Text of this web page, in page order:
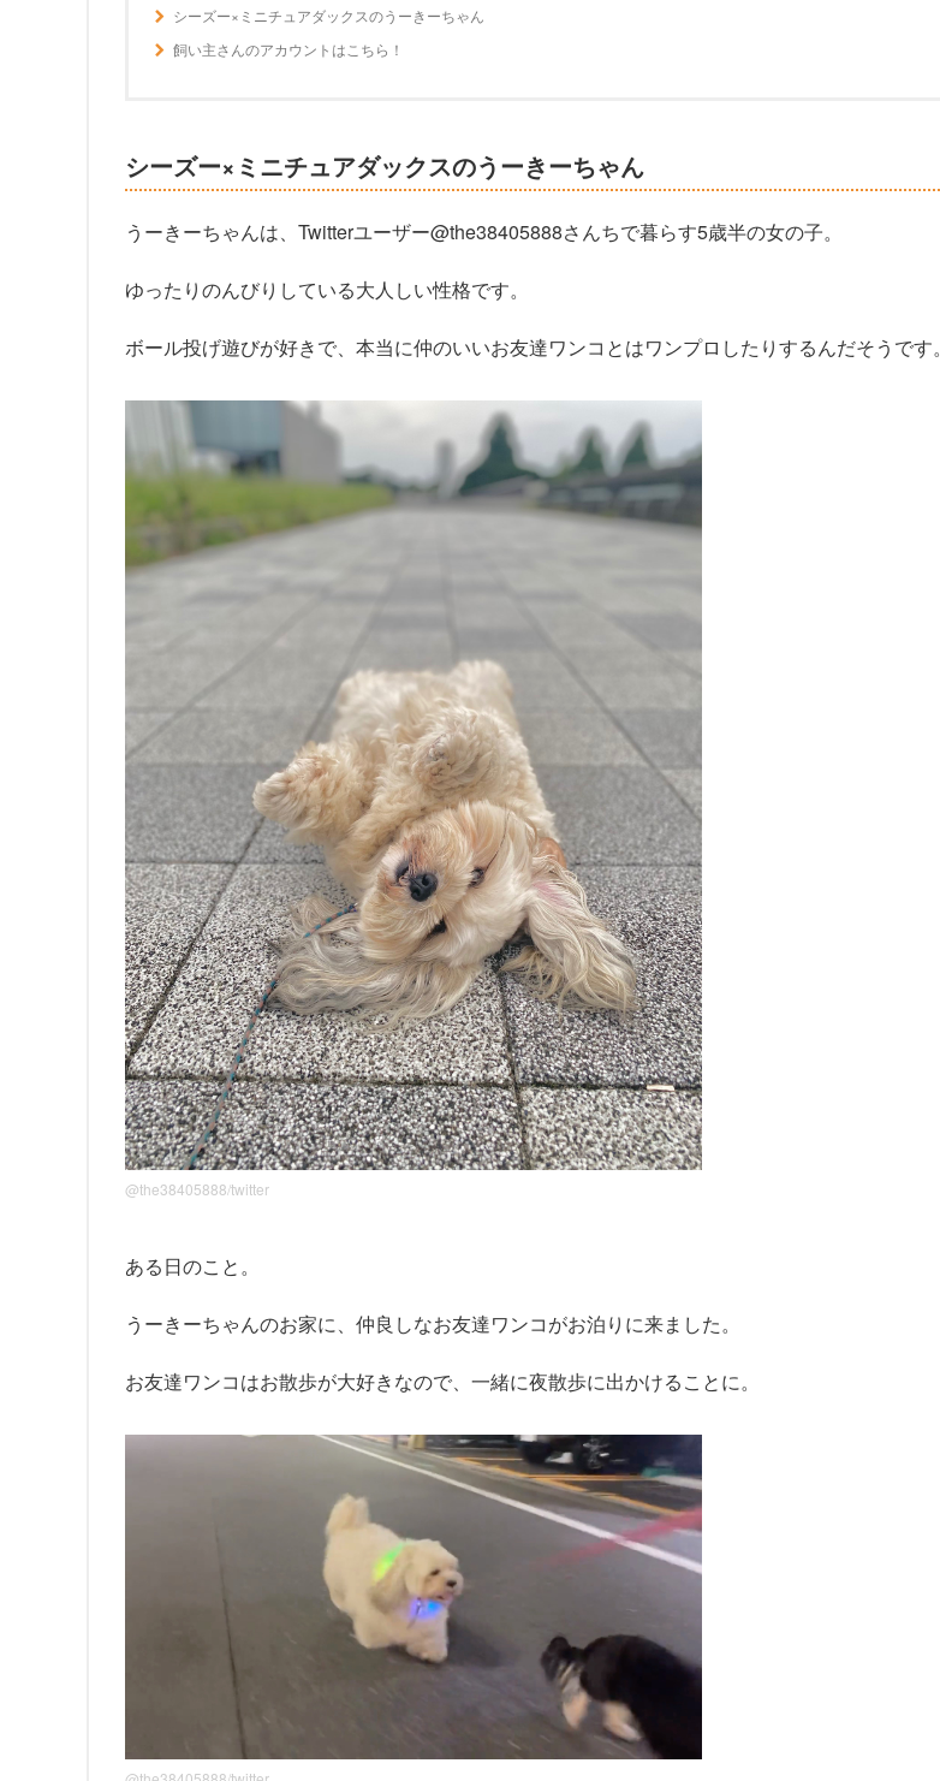
シーズー×ミニチュアダックスのうーきーちゃん
飼い主さんのアカウントはこちら！
シーズー×ミニチュアダックスのうーきーちゃん
うーきーちゃんは、Twitterユーザー@the38405888さんちで暮らす5歳半の女の子。
ゆったりのんびりしている大人しい性格です。
ボール投げ遊びが好きで、本当に仲のいいお友達ワンコとはワンプロしたりするんだそうです。
@the38405888/twitter
ある日のこと。
うーきーちゃんのお家に、仲良しなお友達ワンコがお泊りに来ました。
お友達ワンコはお散歩が大好きなので、一緒に夜散歩に出かけることに。